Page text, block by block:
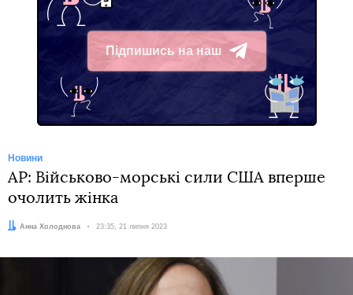
Підпишись на наш
Telegram
Новини
AP: Військово-морські сили США вперше
очолить жінка
Автор:
Анна Холоднова Дата:
23:35, 21 липня 2023